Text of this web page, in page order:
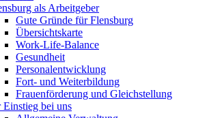
als Arbeitgeber
Gute Gründe für Flensburg
Übersichtskarte
Work-Life-Balance
Gesundheit
Personalentwicklung
Fort- und Weiterbildung
Frauenförderung und Gleichstellung
Einstieg bei uns